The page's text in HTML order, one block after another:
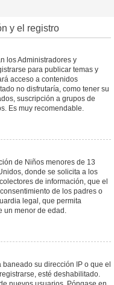
y el registro
los Administradores y
para publicar temas y
acceso a contenidos
no disfrutaría, como tener su
suscripción a grupos de
Es muy recomendable.
de Niños menores de 13
donde se solicita a los
de información, que el
de los padres o
legal, que permita
un menor de edad.
su dirección IP o que el
esté deshabilitado.